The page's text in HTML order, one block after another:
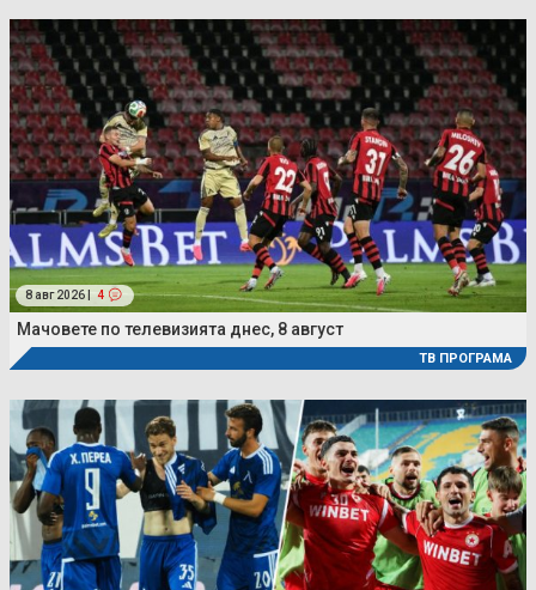
8 авг 2026 | 4
Мачовете по телевизията днес, 8 август
ТВ ПРОГРАМА